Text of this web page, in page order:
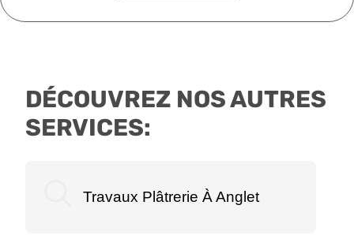
DÉCOUVREZ NOS AUTRES
SERVICES:
Travaux Plâtrerie À Anglet